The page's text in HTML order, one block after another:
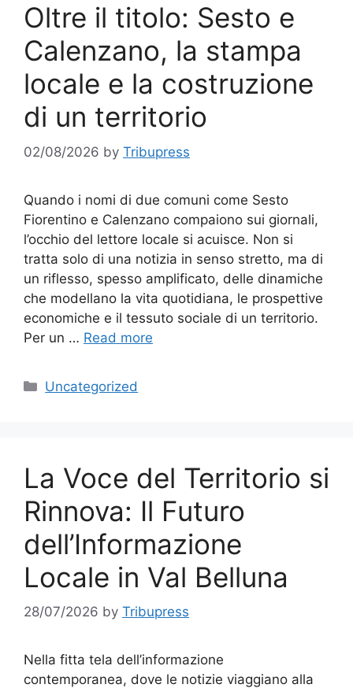
Oltre il titolo: Sesto e
Calenzano, la stampa
locale e la costruzione
di un territorio
02/08/2026 by Tribupress
Quando i nomi di due comuni come Sesto
Fiorentino e Calenzano compaiono sui giornali,
l’occhio del lettore locale si acuisce. Non si
tratta solo di una notizia in senso stretto, ma di
un riflesso, spesso amplificato, delle dinamiche
che modellano la vita quotidiana, le prospettive
economiche e il tessuto sociale di un territorio.
Per un … Read more
Categories
Uncategorized
La Voce del Territorio si
Rinnova: Il Futuro
dell’Informazione
Locale in Val Belluna
28/07/2026 by Tribupress
Nella fitta tela dell’informazione
contemporanea, dove le notizie viaggiano alla